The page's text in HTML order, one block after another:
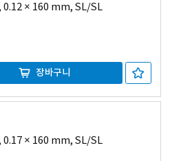
× 160 mm, SL/SL
장바구니
× 160 mm, SL/SL